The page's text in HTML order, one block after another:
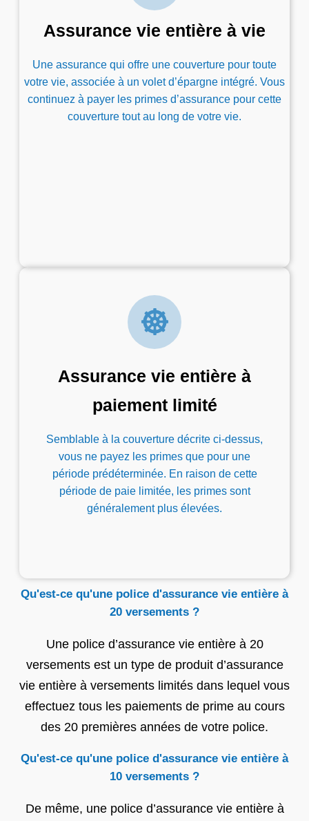
Assurance vie entière à vie
Une assurance qui offre une couverture pour toute
votre vie, associée à un volet d’épargne intégré. Vous
continuez à payer les primes d’assurance pour cette
couverture tout au long de votre vie.
Assurance vie entière à
paiement limité
Semblable à la couverture décrite ci-dessus,
vous ne payez les primes que pour une
période prédéterminée. En raison de cette
période de paie limitée, les primes sont
généralement plus élevées.
Qu'est-ce qu'une police d'assurance vie entière à
20 versements ?
Une police d’assurance vie entière à 20
versements est un type de produit d’assurance
vie entière à versements limités dans lequel vous
effectuez tous les paiements de prime au cours
des 20 premières années de votre police.
Qu'est-ce qu'une police d'assurance vie entière à
10 versements ?
De même, une police d’assurance vie entière à